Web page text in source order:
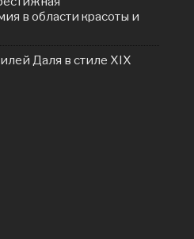
в области красоты и
Даля в стиле XIX